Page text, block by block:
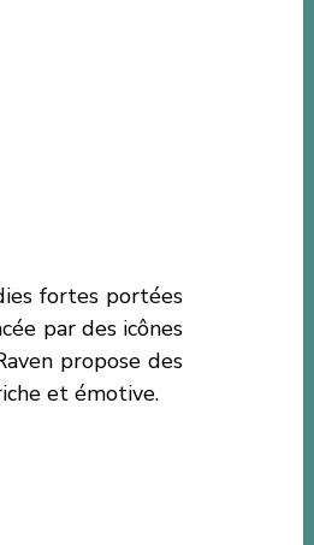
fortes portées
par des icônes
propose des
et émotive.